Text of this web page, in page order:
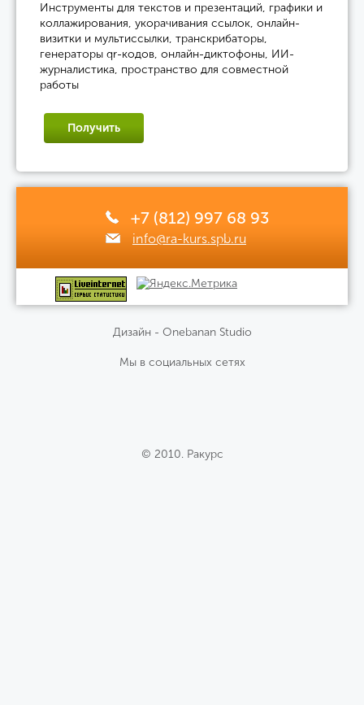
Инструменты для текстов и презентаций, графики и
коллажирования, укорачивания ссылок, онлайн-
визитки и мультиссылки, транскрибаторы,
генераторы qr-кодов, онлайн-диктофоны, ИИ-
журналистика, пространство для совместной
работы
Получить
+7 (812) 997 68 93
info@ra-kurs.spb.ru
Дизайн - Onebanan Studio
Мы в социальных сетях
© 2010. Ракурс